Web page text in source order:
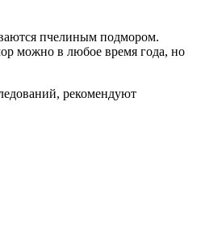
пчелиным подмором.
можно в любое время года, но
рекомендуют